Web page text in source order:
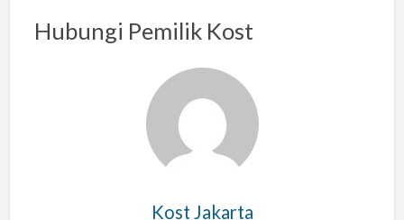
s
Hubungi Pemilik Kost
Kost Jakarta